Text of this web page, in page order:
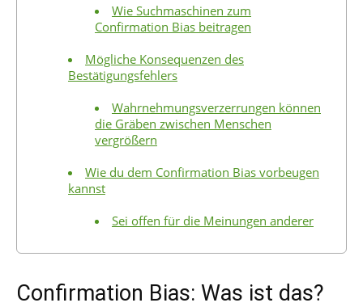
Wie Suchmaschinen zum
Confirmation Bias beitragen
Mögliche Konsequenzen des
Bestätigungsfehlers
Wahrnehmungsverzerrungen können
die Gräben zwischen Menschen
vergrößern
Wie du dem Confirmation Bias vorbeugen
kannst
Sei offen für die Meinungen anderer
Confirmation Bias: Was ist das?